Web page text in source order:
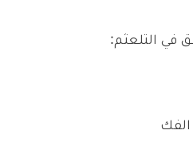
في التلعثم:
الفك